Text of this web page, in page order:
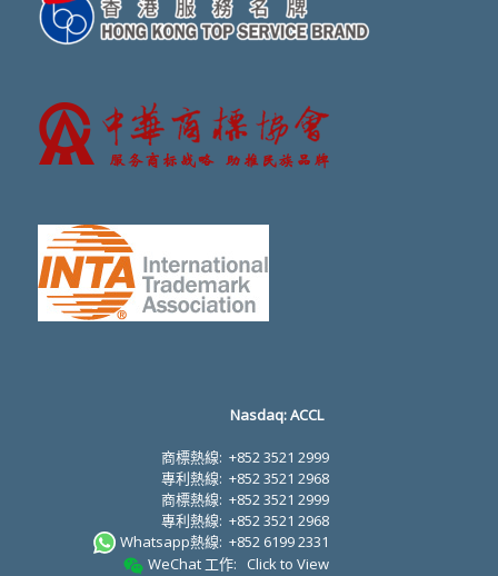
Nasdaq: ACCL
商標熱線: +852 3521 2999
專利熱線: +852 3521 2968
商標熱線: +852 3521 2999
專利熱線: +852 3521 2968
Whatsapp熱線: +852 6199 2331
WeChat 工作:
Click to View